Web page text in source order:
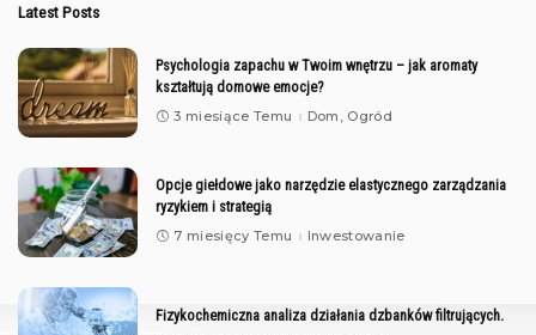
Latest Posts
Psychologia zapachu w Twoim wnętrzu – jak aromaty
kształtują domowe emocje?
3 miesiące Temu Dom, Ogród
Opcje giełdowe jako narzędzie elastycznego zarządzania
ryzykiem i strategią
7 miesięcy Temu Inwestowanie
Fizykochemiczna analiza działania dzbanków filtrujących.